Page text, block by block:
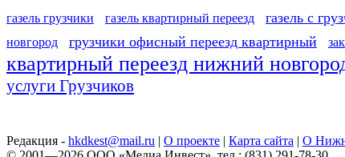
газель грузчики газель квартирный переезд газель с
новгород
грузчики офисный переезд квартирный
квартирный переезд нижний
услуги Грузчиков
Редакция - hkdkest@mail.ru | О проекте | Карта сайта | О